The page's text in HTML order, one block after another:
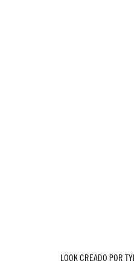
LOOK CREADO POR